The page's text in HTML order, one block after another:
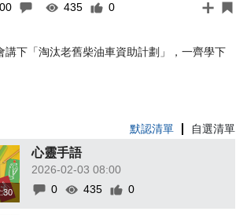
435 0
講下「淘汰老舊柴油車資助計劃」，一齊學下
默認清單 自選清單
心靈手語
2026-02-03 08:00
0
435 0